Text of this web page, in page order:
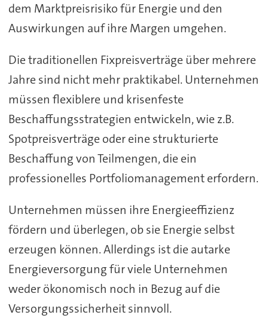
dem Marktpreisrisiko für Energie und den
Auswirkungen auf ihre Margen umgehen.
Die traditionellen Fixpreisverträge über mehrere
Jahre sind nicht mehr praktikabel. Unternehmen
müssen flexiblere und krisenfeste
Beschaffungsstrategien entwickeln, wie z.B.
Spotpreisverträge oder eine strukturierte
Beschaffung von Teilmengen, die ein
professionelles Portfoliomanagement erfordern.
Unternehmen müssen ihre Energieeffizienz
fördern und überlegen, ob sie Energie selbst
erzeugen können. Allerdings ist die autarke
Energieversorgung für viele Unternehmen
weder ökonomisch noch in Bezug auf die
Versorgungssicherheit sinnvoll.